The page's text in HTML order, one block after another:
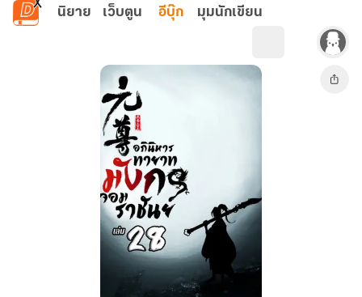
ข้ามไปยังเนื้อหาหลัก
นิยาย เว็บตูน อีบุ๊ก มุมนักเขียน